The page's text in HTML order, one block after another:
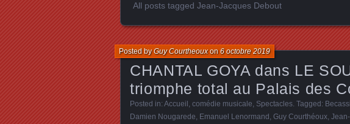
All posts tagged Jean-Jacques Debout
CHANTAL GOYA dans LE
triomphe total au Palais des
Posted byGuy Courtheouxon6 octobre 2019
Posted in: Accueil comédie musicale Spectacles . Tagged:
Damien Nougarede Emanuel Lenormand Guy Courthéoux